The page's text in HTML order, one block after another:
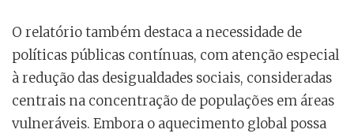
O relatório também destaca a necessidade de
políticas públicas contínuas, com atenção especial
à redução das desigualdades sociais, consideradas
centrais na concentração de populações em áreas
vulneráveis. Embora o aquecimento global possa